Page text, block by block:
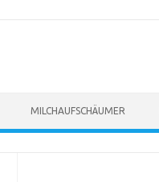
MILCHAUFSCHÄUMER